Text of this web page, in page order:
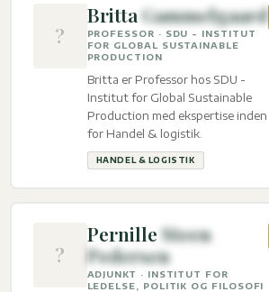
?
BrittaGammelgaard
PROFESSOR · SDU - INSTITUT
FOR GLOBAL SUSTAINABLE
PRODUCTION
Britta er Professor hos SDU -
Institut for Global Sustainable
Production med ekspertise inden
for Handel & logistik.
HANDEL & LOGISTIK
?
PernilleSteen
Pedersen
ADJUNKT · INSTITUT FOR
LEDELSE, POLITIK OG FILOSOFI